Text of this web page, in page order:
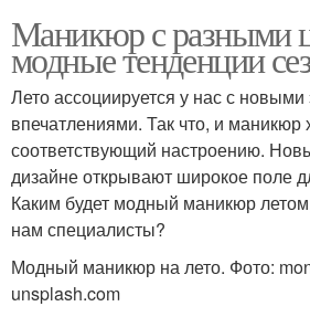
Маникюр с разными
модные тенденции
Лето ассоциируется у нас с
впечатлениями. Так что, и маникюр
соответствующий настроению.
дизайне открывают широкое поле
Каким будет модный маникюр
нам специалисты?
Модный маникюр на лето. Фото:
unsplash.com